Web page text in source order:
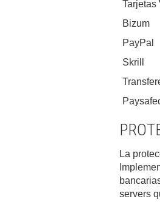
Tarjetas
Bizum
PayPal
Skrill
La
servers